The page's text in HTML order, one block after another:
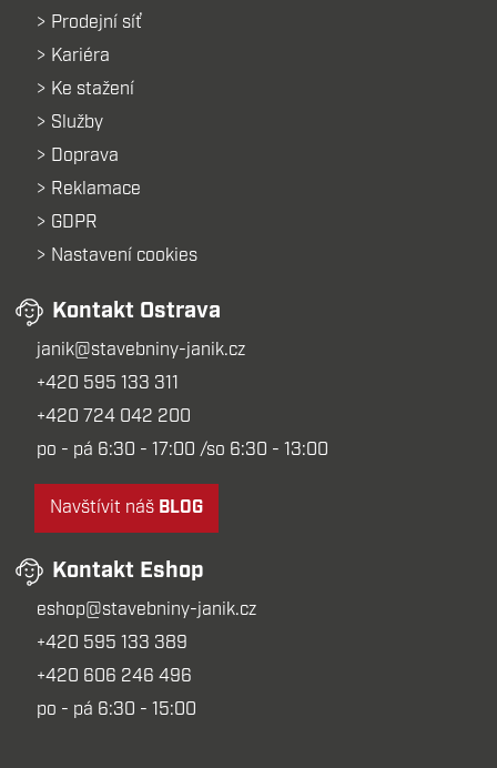
Prodejní síť
Kariéra
Ke stažení
Služby
Doprava
Reklamace
GDPR
Nastavení cookies
Kontakt Ostrava
janik@stavebniny-janik.cz
+420 595 133 311
+420 724 042 200
po - pá 6:30 - 17:00 /so 6:30 - 13:00
Navštívit náš BLOG
Kontakt Eshop
eshop@stavebniny-janik.cz
+420 595 133 389
+420 606 246 496
po - pá 6:30 - 15:00